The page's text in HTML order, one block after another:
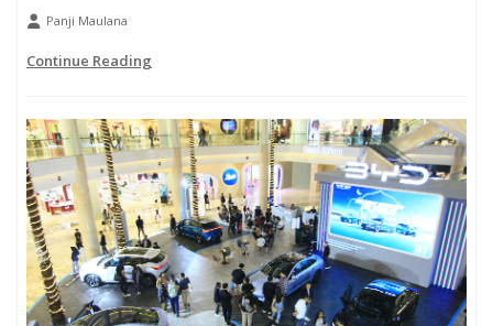
Panji Maulana
Continue Reading